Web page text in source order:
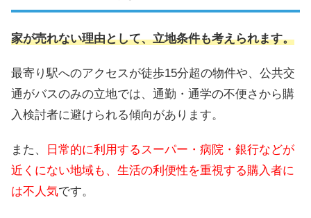
家が売れない理由として、立地条件も考えられます。
最寄り駅へのアクセスが徒歩15分超の物件や、公共交
通がバスのみの立地では、通勤・通学の不便さから購
入検討者に避けられる傾向があります。
また、
日常的に利用するスーパー・病院・銀行などが
近くにない地域も、生活の利便性を重視する購入者に
は不人気です。